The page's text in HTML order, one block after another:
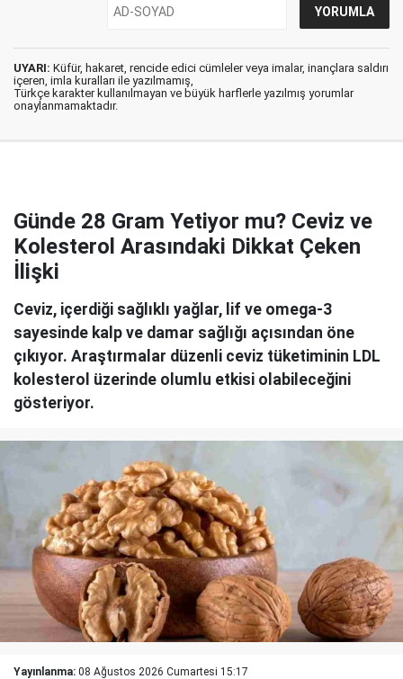
UYARI: Küfür, hakaret, rencide edici cümleler veya imalar, inançlara saldırı
içeren, imla kuralları ile yazılmamış,
Türkçe karakter kullanılmayan ve büyük harflerle yazılmış yorumlar
onaylanmamaktadır.
Günde 28 Gram Yetiyor mu? Ceviz ve
Kolesterol Arasındaki Dikkat Çeken
İlişki
Ceviz, içerdiği sağlıklı yağlar, lif ve omega-3
sayesinde kalp ve damar sağlığı açısından öne
çıkıyor. Araştırmalar düzenli ceviz tüketiminin LDL
kolesterol üzerinde olumlu etkisi olabileceğini
gösteriyor.
Yayınlanma: 08 Ağustos 2026 Cumartesi 15:17